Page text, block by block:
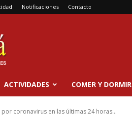
Notificaciones Contacto
ACTIVIDADES COMER Y DORMIR
coronavirus en las últimas 24 horas...